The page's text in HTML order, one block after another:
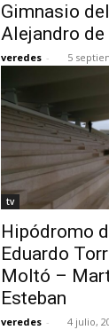
Gimnasio
Alejandro
veredes - 5
tv
Hipódromo
Eduardo
Moltó –
Esteban
veredes - 4 julio,